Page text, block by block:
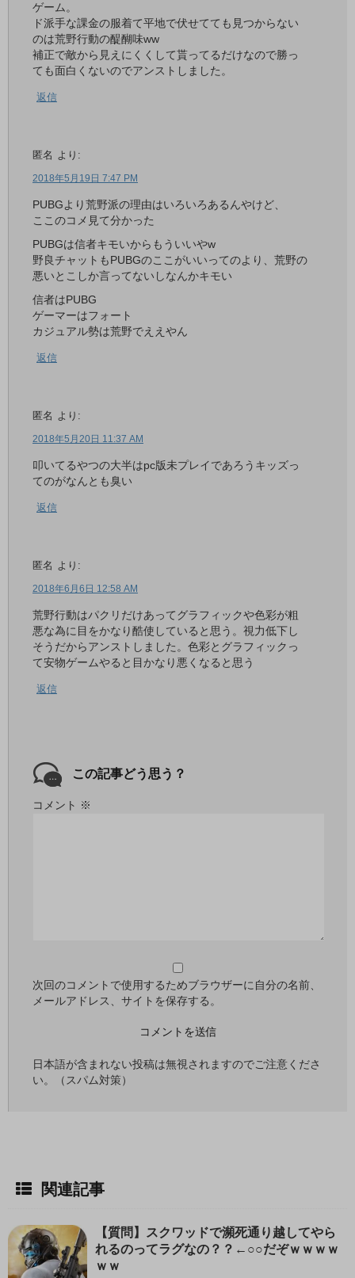
ゲーム。
ド派手な課金の服着て平地で伏せてても見つからない
のは荒野行動の醍醐味ww
補正で敵から見えにくくして貰ってるだけなので勝っ
ても面白くないのでアンストしました。
返信
匿名 より:
2018年5月19日 7:47 PM
PUBGより荒野派の理由はいろいろあるんやけど、
ここのコメ見て分かった
PUBGは信者キモいからもういいやw
野良チャットもPUBGのここがいいってのより、荒野の
悪いとこしか言ってないしなんかキモい
信者はPUBG
ゲーマーはフォート
カジュアル勢は荒野でええやん
返信
匿名 より:
2018年5月20日 11:37 AM
叩いてるやつの大半はpc版未プレイであろうキッズっ
てのがなんとも臭い
返信
匿名 より:
2018年6月6日 12:58 AM
荒野行動はパクリだけあってグラフィックや色彩が粗
悪な為に目をかなり酷使していると思う。視力低下し
そうだからアンストしました。色彩とグラフィックっ
て安物ゲームやると目かなり悪くなると思う
返信
この記事どう思う？
コメント ※
次回のコメントで使用するためブラウザーに自分の名前、
メールアドレス、サイトを保存する。
日本語が含まれない投稿は無視されますのでご注意くださ
い。（スパム対策）
関連記事
【質問】スクワッドで瀕死通り越してやら
れるのってラグなの？？←○○だぞｗｗｗｗ
ｗｗ